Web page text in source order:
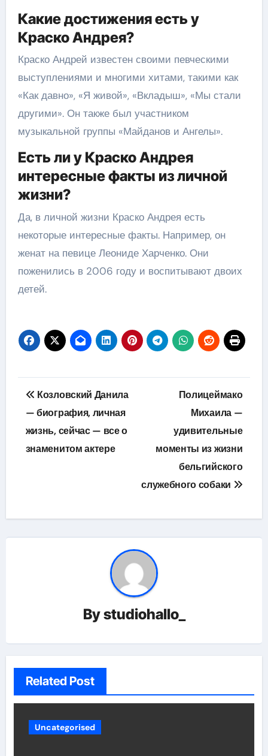
Какие достижения есть у
Краско Андрея?
Краско Андрей известен своими певческими
выступлениями и многими хитами, такими как
«Как давно», «Я живой», «Вкладыш», «Мы стали
другими». Он также был участником
музыкальной группы «Майданов и Ангелы».
Есть ли у Краско Андрея
интересные факты из личной
жизни?
Да, в личной жизни Краско Андрея есть
некоторые интересные факты. Например, он
женат на певице Леониде Харченко. Они
поженились в 2006 году и воспитывают двоих
детей.
Навигация
по
записям
Козловский Данила
— биография, личная
жизнь, сейчас — все о
знаменитом актере
Полицеймако
Михаила —
удивительные
моменты из жизни
бельгийского
служебного собаки
Bystudiohallo_
Related Post
Uncategorised